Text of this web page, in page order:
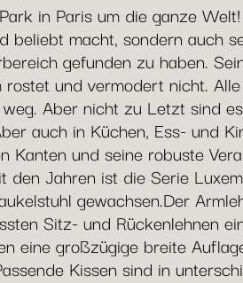
in Paris um die ganze
macht, sondern auch
gefunden zu haben.
und vermodert nicht.
Aber nicht zu Letzt sind
auch in Küchen, Ess- und
und seine robuste
Jahren ist die Serie
gewachsen.Der
Sitz- und Rückenlehnen
eine großzügige breite
Kissen sind in